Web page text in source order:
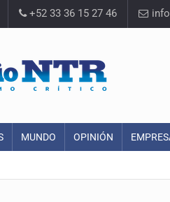
+52 33 36 15 27 46
MUNDO OPINIÓN